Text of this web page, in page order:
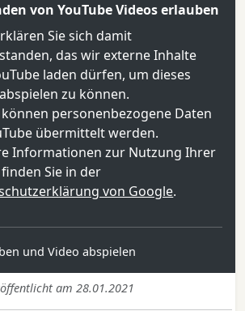
von YouTube Videos erlauben
Sie sich damit
das wir externe Inhalte
laden dürfen, um dieses
zu können.
personenbezogene Daten
übermittelt werden.
Informationen zur Nutzung Ihrer
Sie in der
von Google.
und Video abspielen
am 28.01.2021